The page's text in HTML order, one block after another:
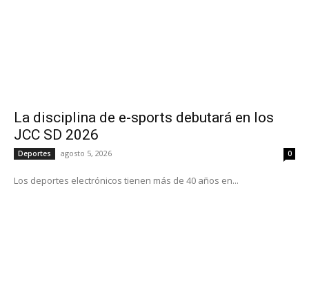
La disciplina de e-sports debutará en los
JCC SD 2026
Deportes agosto 5, 2026 0
Los deportes electrónicos tienen más de 40 años en...